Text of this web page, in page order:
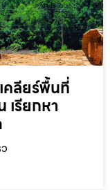
คลียร์พื้นที่
เรียกหา